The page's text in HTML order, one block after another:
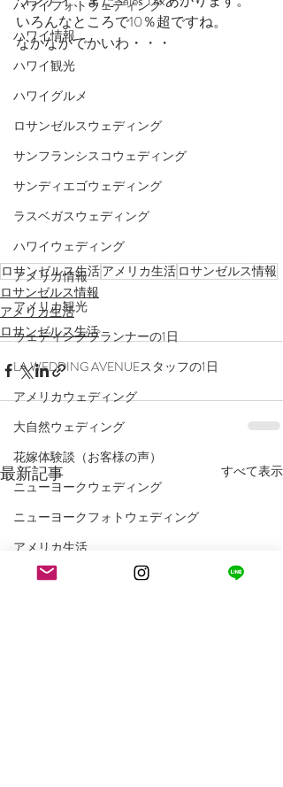
ハワイフォトウェディング
ハワイ情報
ハワイ観光
ハワイグルメ
ロサンゼルスウェディング
サンフランシスコウェディング
サンディエゴウェディング
ラスベガスウェディング
ハワイウェディング
アメリカ情報
アメリカ観光
ウェディングプランナーの1日
LA WEDDING AVENUEスタッフの1日
アメリカウェディング
大自然ウェディング
花嫁体験談（お客様の声）
ニューヨークウェディング
ニューヨークフォトウェディング
アメリカ生活
ロサンゼルス生活
いろんなところで10％超ですね。
なかなかでかいわ・・・
ロサンゼルス生活アメリカ生活 ロサンゼルス情報
ロサンゼルス情報
アメリカ生活
ロサンゼルス生活
最新記事 すべて表示